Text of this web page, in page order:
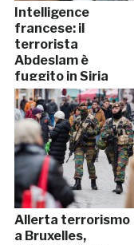
Intelligence
francese: il
terrorista
Abdeslam è
fuggito in Siria
Allerta terrorismo
a Bruxelles,